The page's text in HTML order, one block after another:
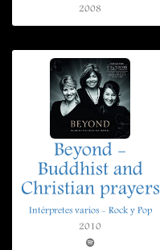
2008
Beyond -
Buddhist and
Christian prayers
Intérpretes varios - Rock y Pop
2010